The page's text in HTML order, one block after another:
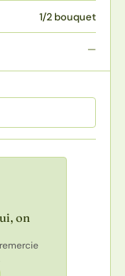
1/2 bouquet
—
on